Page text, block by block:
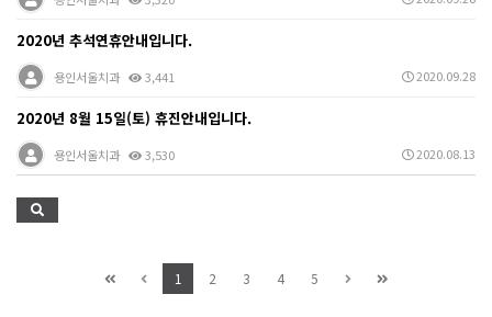
2020년 추석연휴안내입니다.
용인서울치과 3,441 2020.09.28
2020년 8월 15일(토) 휴진안내입니다.
용인서울치과 3,530 2020.08.13
1 2 3 4 5